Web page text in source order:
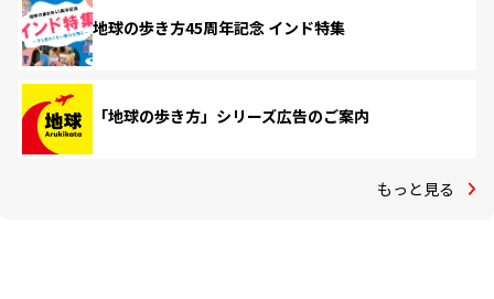
地球の歩き方45周年記念 インド特集
「地球の歩き方」シリーズ広告のご案内
もっと見る